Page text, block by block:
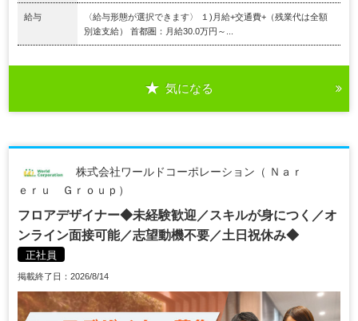
給与
〈給与形態が選択できます〉 １)月給+交通費+（残業代は全額
別途支給） 首都圏：月給30.0万円～...
気になる
株式会社ワールドコーポレーション（ Ｎａｒ
ｅｒｕ Ｇｒｏｕｐ）
フロアデザイナー◆未経験歓迎／スキルが身につく／オ
ンライン面接可能／志望動機不要／土日祝休み◆
正社員
掲載終了日：2026/8/14